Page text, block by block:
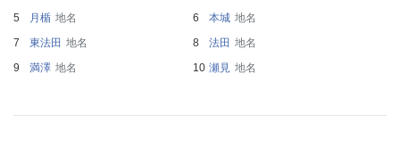
月楯 地名 本城 地名
東法田 地名 法田 地名
満澤 地名 瀬見 地名